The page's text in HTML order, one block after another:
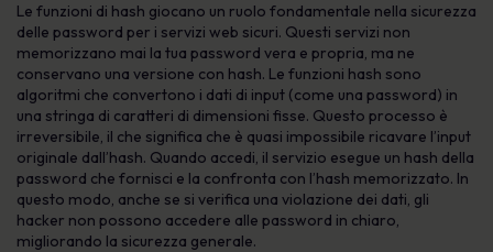
Le funzioni di hash giocano un ruolo fondamentale nella sicurezza
delle password per i servizi web sicuri. Questi servizi non
memorizzano mai la tua password vera e propria, ma ne
conservano una versione con hash. Le funzioni hash sono
algoritmi che convertono i dati di input (come una password) in
una stringa di caratteri di dimensioni fisse. Questo processo è
irreversibile, il che significa che è quasi impossibile ricavare l’input
originale dall’hash. Quando accedi, il servizio esegue un hash della
password che fornisci e la confronta con l’hash memorizzato. In
questo modo, anche se si verifica una violazione dei dati, gli
hacker non possono accedere alle password in chiaro,
migliorando la sicurezza generale.